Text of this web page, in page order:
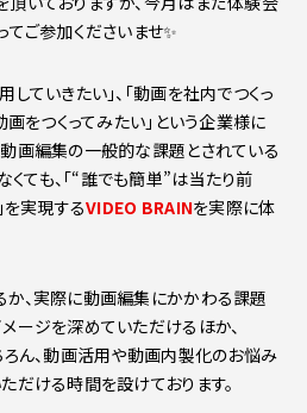
てご参加くださいませ✨
ていきたい」、「動画を社内でつくっ
画をつくってみたい」という企業様に
画編集の一般的な課題とされている
なくても、「“誰でも簡単”は当たり前
を実現するVIDEO BRAINを実際に体
か、実際に動画編集にかかわる課題
ージを深めていただけるほか、
ん、動画活用や動画内製化のお悩み
だける時間を設けております。